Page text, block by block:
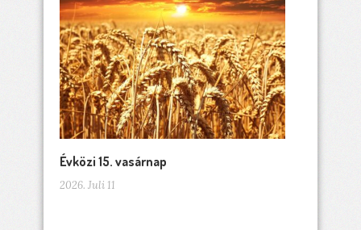
Évközi 15. vasárnap
2026. Juli 11